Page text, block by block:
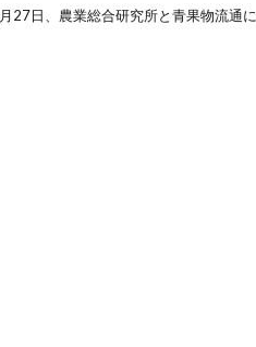
27日、農業総合研究所と青果物流通に